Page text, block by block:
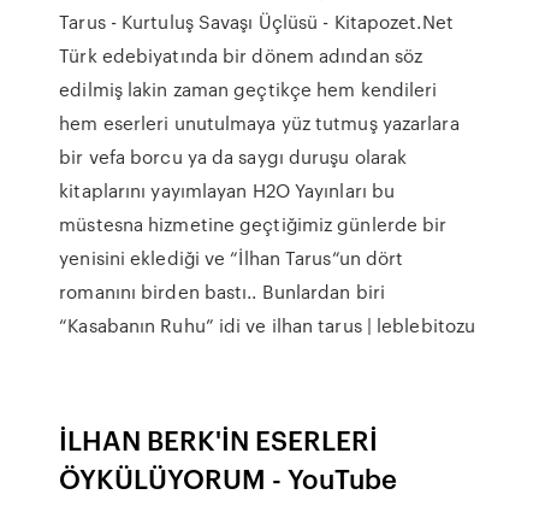
Tarus - Kurtuluş Savaşı Üçlüsü - Kitapozet.Net
Türk edebiyatında bir dönem adından söz
edilmiş lakin zaman geçtikçe hem kendileri
hem eserleri unutulmaya yüz tutmuş yazarlara
bir vefa borcu ya da saygı duruşu olarak
kitaplarını yayımlayan H2O Yayınları bu
müstesna hizmetine geçtiğimiz günlerde bir
yenisini eklediği ve “İlhan Tarus“un dört
romanını birden bastı.. Bunlardan biri
“Kasabanın Ruhu” idi ve ilhan tarus | leblebitozu
İLHAN BERK'İN ESERLERİ
ÖYKÜLÜYORUM - YouTube